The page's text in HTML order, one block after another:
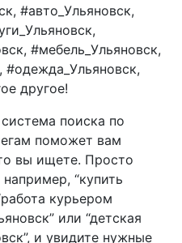
#авто_Ульяновск,
#мебель_Ульяновск,
#одежда_Ульяновск,
другое!
поиска по
поможет вам
вы ищете. Просто
“купить
курьером
или “детская
и увидите нужные